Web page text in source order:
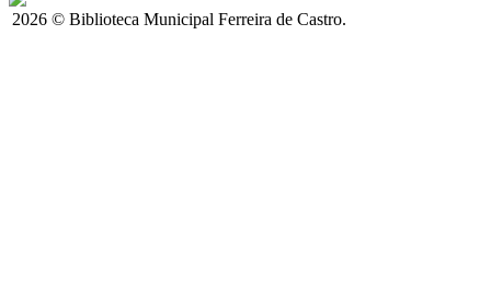
2026 © Biblioteca Municipal Ferreira de Castro.